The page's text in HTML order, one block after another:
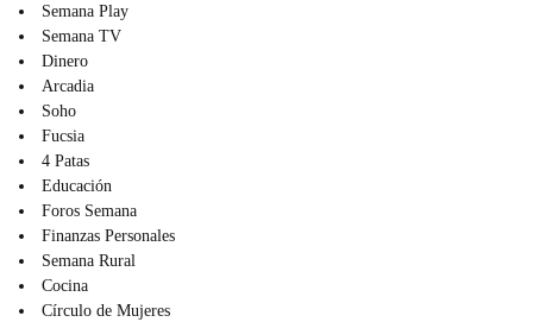
Semana Play
Semana TV
Dinero
Arcadia
Soho
Fucsia
4 Patas
Educación
Foros Semana
Finanzas Personales
Semana Rural
Cocina
Círculo de Mujeres